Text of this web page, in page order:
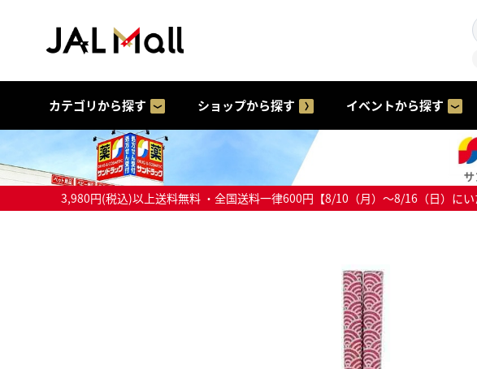
カテゴリから探す ショップから探す イベントから探す
3,980円(税込)以上送料無料 ・全国送料一律600円【8/10（月）～8/16（日）に